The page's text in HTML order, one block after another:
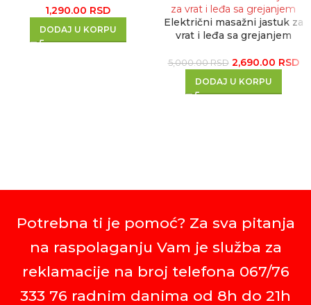
1,290.00 RSD
DODAJ U KORPU
Električni masažni jastuk za
vrat i leđa sa grejanjem
5,000.00RSD 2,690.00 RSD
DODAJ U KORPU
Potrebna ti je pomoć? Za sva pitanja
na raspolaganju Vam je služba za
reklamacije na broj telefona 067/76
333 76 radnim danima od 8h do 21h